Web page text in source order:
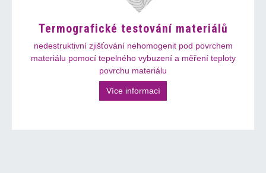
Termografické testování materiálů
nedestruktivní zjišťování nehomogenit pod povrchem
materiálu pomocí tepelného vybuzení a měření teploty
povrchu materiálu
Více informací